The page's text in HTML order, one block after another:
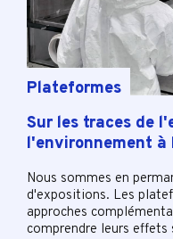
Plateformes
Sur les traces de
l'environnement à
Nous sommes en
d'expositions. Les
approches
comprendre leurs effets